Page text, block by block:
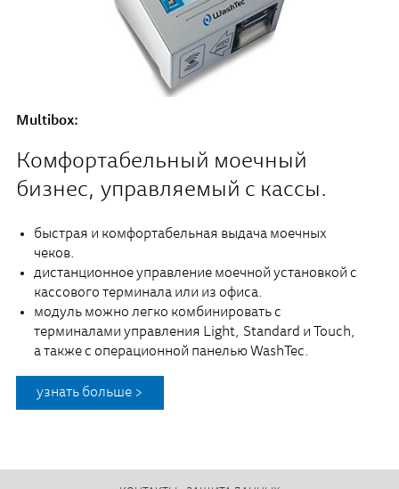
Multibox:
Комфортабельный моечный
бизнес, управляемый с кассы.
быстрая и комфортабельная выдача моечных
чеков.
дистанционное управление моечной установкой с
кассового терминала или из офиса.
модуль можно легко комбинировать с
терминалами управления Light, Standard и Touch,
а также с операционной панелью WashTec.
узнать больше >